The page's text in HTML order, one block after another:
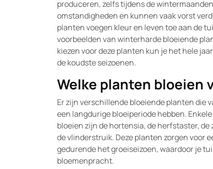
produceren, zelfs tijdens de
omstandigheden en kunnen vaak vorst
planten voegen kleur en leven toe aan de
voorbeelden van winterharde bloeiende
kiezen voor deze planten kun je het hele
de koudste seizoenen.
Welke planten bloeien
Er zijn verschillende bloeiende planten die
een langdurige bloeiperiode hebben.
bloeien zijn de hortensia, de herfstaster,
de vlinderstruik. Deze planten zorgen voor
gedurende het groeiseizoen, waardoor je
bloemenpracht.